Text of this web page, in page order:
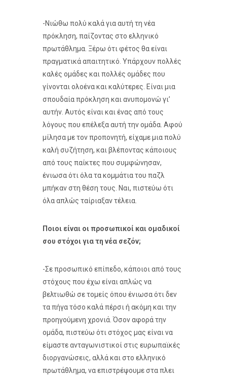
-Νιώθω πολύ καλά για αυτή τη νέα
πρόκληση, παίζοντας στο ελληνικό
πρωτάθλημα. Ξέρω ότι φέτος θα είναι
πραγματικά απαιτητικό. Υπάρχουν πολλές
καλές ομάδες και πολλές ομάδες που
γίνονται ολοένα και καλύτερες. Είναι μια
σπουδαία πρόκληση και ανυπομονώ γι’
αυτήν. Αυτός είναι και ένας από τους
λόγους που επέλεξα αυτή την ομάδα. Αφού
μίλησα με τον προπονητή, είχαμε μια πολύ
καλή συζήτηση, και βλέποντας κάποιους
από τους παίκτες που συμφώνησαν,
ένιωσα ότι όλα τα κομμάτια του παζλ
μπήκαν στη θέση τους. Ναι, πιστεύω ότι
όλα απλώς ταίριαξαν τέλεια.
Ποιοι είναι οι προσωπικοί και ομαδικοί
σου στόχοι για τη νέα σεζόν;
-Σε προσωπικό επίπεδο, κάποιοι από τους
στόχους που έχω είναι απλώς να
βελτιωθώ σε τομείς όπου ένιωσα ότι δεν
τα πήγα τόσο καλά πέρσι ή ακόμη και την
προηγούμενη χρονιά. Όσον αφορά την
ομάδα, πιστεύω ότι στόχος μας είναι να
είμαστε ανταγωνιστικοί στις ευρωπαϊκές
διοργανώσεις, αλλά και στο ελληνικό
πρωτάθλημα, να επιστρέψουμε στα πλει